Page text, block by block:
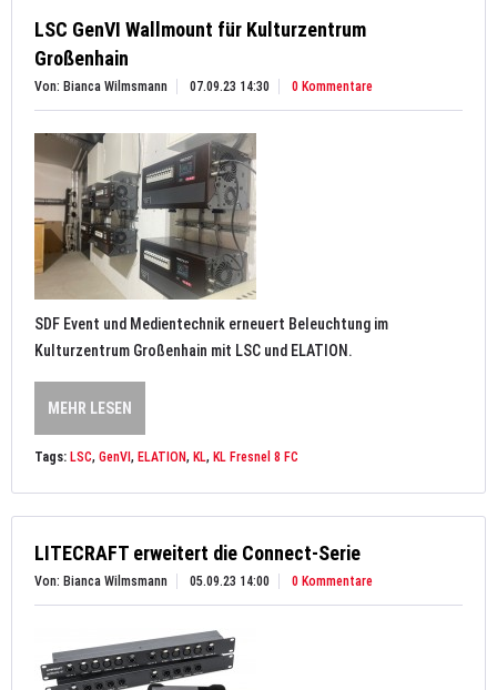
LSC GenVI Wallmount für Kulturzentrum
Großenhain
Von: Bianca Wilmsmann 07.09.23 14:30 0 Kommentare
SDF Event und Medientechnik erneuert Beleuchtung im
Kulturzentrum Großenhain mit LSC und ELATION.
MEHR LESEN
Tags: LSC, GenVI , ELATION, KL, KL Fresnel 8 FC
LITECRAFT erweitert die Connect-Serie
Von: Bianca Wilmsmann 05.09.23 14:00 0 Kommentare